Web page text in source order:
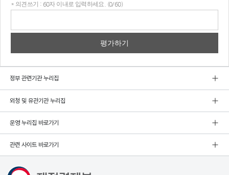
* 의견쓰기 : 60자 이내로 입력하세요. (0/60)
정부 관련기관 누리집
외청 및 유관기관 누리집
운영 누리집 바로가기
관련 사이트 바로가기